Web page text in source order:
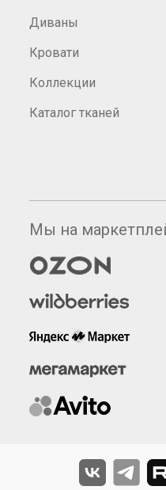
Диваны
Кровати
Коллекции
Каталог тканей
Мы на